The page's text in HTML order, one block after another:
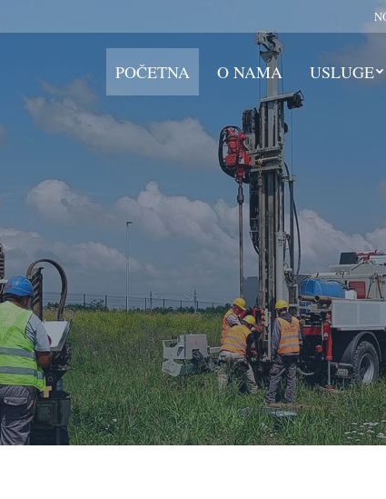
POČETNA O NAMA USLUGE